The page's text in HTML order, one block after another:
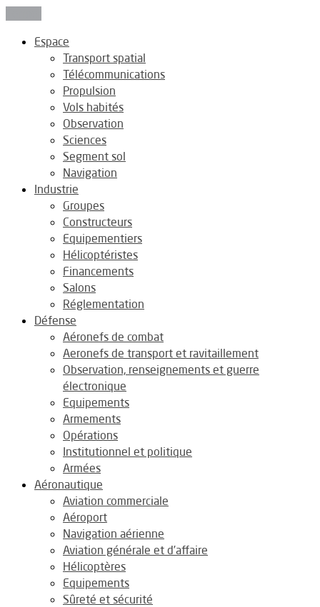
Espace
Transport spatial
Télécommunications
Propulsion
Vols habités
Observation
Sciences
Segment sol
Navigation
Industrie
Groupes
Constructeurs
Equipementiers
Hélicoptéristes
Financements
Salons
Réglementation
Défense
Aéronefs de combat
Aeronefs de transport et ravitaillement
Observation, renseignements et guerre
électronique
Equipements
Armements
Opérations
Institutionnel et politique
Armées
Aéronautique
Aviation commerciale
Aéroport
Navigation aérienne
Aviation générale et d’affaire
Hélicoptères
Equipements
Sûreté et sécurité